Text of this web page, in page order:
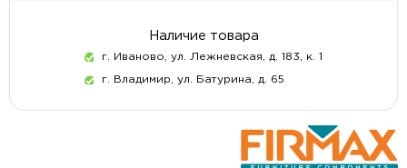
Наличие товара
г. Иваново, ул. Лежневская, д. 183, к. 1
г. Владимир, ул. Батурина, д. 65